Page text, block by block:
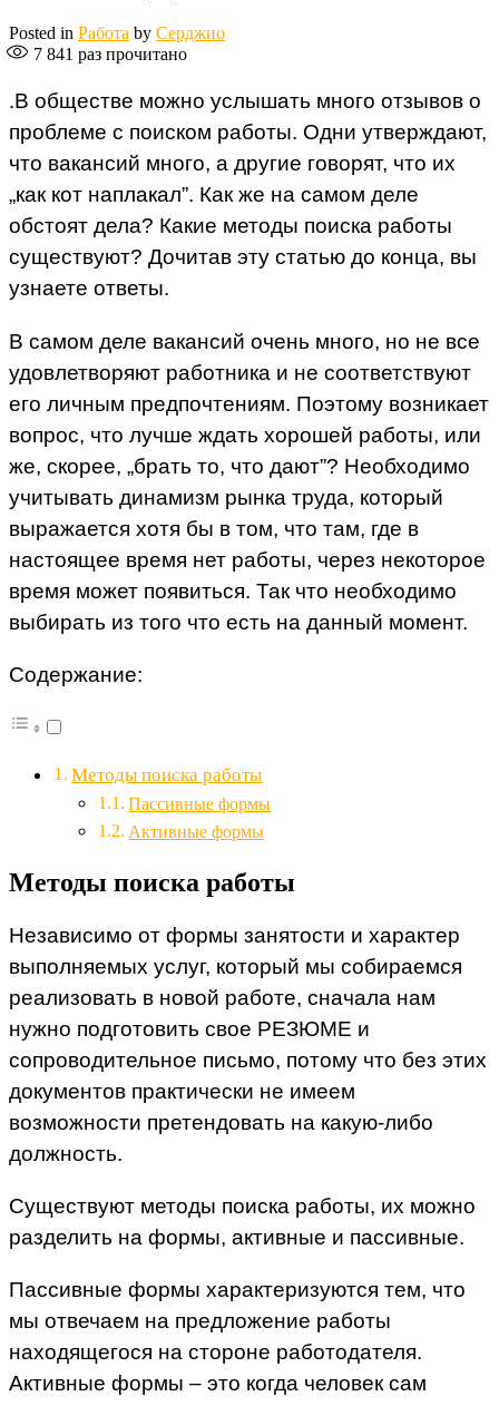
Posted in Работа by Серджио
7 841 раз прочитано
.В обществе можно услышать много отзывов о
проблеме с поиском работы. Одни утверждают,
что вакансий много, а другие говорят, что их
„как кот наплакал”. Как же на самом деле
обстоят дела? Какие методы поиска работы
существуют? Дочитав эту статью до конца, вы
узнаете ответы.
В самом деле вакансий очень много, но не все
удовлетворяют работника и не соответствуют
его личным предпочтениям. Поэтому возникает
вопрос, что лучше ждать хорошей работы, или
же, скорее, „брать то, что дают”? Необходимо
учитывать динамизм рынка труда, который
выражается хотя бы в том, что там, где в
настоящее время нет работы, через некоторое
время может появиться. Так что необходимо
выбирать из того что есть на данный момент.
Содержание:
Методы поиска работы
Пассивные формы
Активные формы
Методы поиска работы
Независимо от формы занятости и характер
выполняемых услуг, который мы собираемся
реализовать в новой работе, сначала нам
нужно подготовить свое РЕЗЮМЕ и
сопроводительное письмо, потому что без этих
документов практически не имеем
возможности претендовать на какую-либо
должность.
Существуют методы поиска работы, их можно
разделить на формы, активные и пассивные.
Пассивные формы характеризуются тем, что
мы отвечаем на предложение работы
находящегося на стороне работодателя.
Активные формы – это когда человек сам